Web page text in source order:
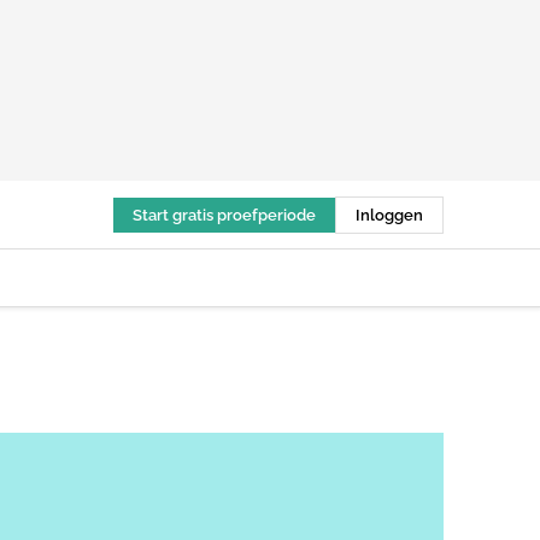
Start gratis proefperiode Inloggen